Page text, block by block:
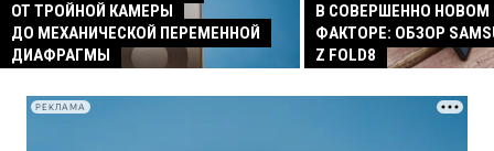
ОТ ТРОЙНОЙ КАМЕРЫ
ДО МЕХАНИЧЕСКОЙ ПЕРЕМЕННОЙ
ДИАФРАГМЫ
В СОВЕРШЕННО
ФАКТОРЕ: ОБЗОР
Z FOLD8
РЕКЛАМА